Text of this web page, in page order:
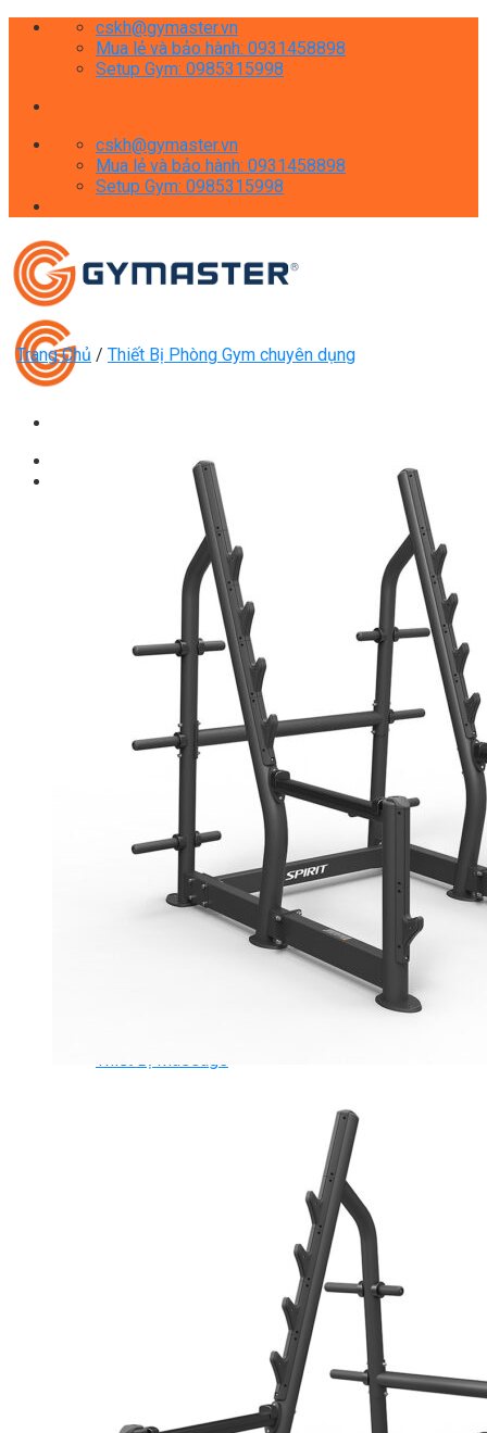
Skip
cskh@gymaster.vn
Mua lẻ và bảo hành: 0931458898
Setup Gym: 0985315998
cskh@gymaster.vn
Mua lẻ và bảo hành: 0931458898
Setup Gym: 0985315998
Giàn Tạ Đa Năng
Xe Đạp Tập Thể Dục
Máy Tập Thể Dục ( Cardio )
Máy Chạy Bộ
Xe Đạp Tập Thể Dục
Xe đạp ngồi có tựa lưng
Máy Trượt Tuyết
Máy Chèo Thuyền
Máy Leo Cầu Thang
Máy Rung Bụng
Máy tập phục hồi chức năng
Thiết Bị Phòng Gym chuyên dụng
Máy Khối Tập Với Cáp
Máy khối đa năng
Ghế Tập Đa Năng
Khung Tập Tạ Rời
Dàn Tập Thể Lực 360
Máy tập Home Gym
Dụng Cụ Tập Gym
Giàn Tạ Đa Năng
Thiết Bị Massage
Xe đạp ngồi có tựa lưng Spirit
Máy trượt tuyết Spirit
Máy chèo thuyền Spirit
Máy tập phục hồi chức năng Spirit
SP3 Serie Strength Spirit
SP4 Serie Strength Spirit
Free weight Spirit
Cardio Tiger Sport
Trang Chủ / Thiết Bị Phòng Gym chuyên dụng